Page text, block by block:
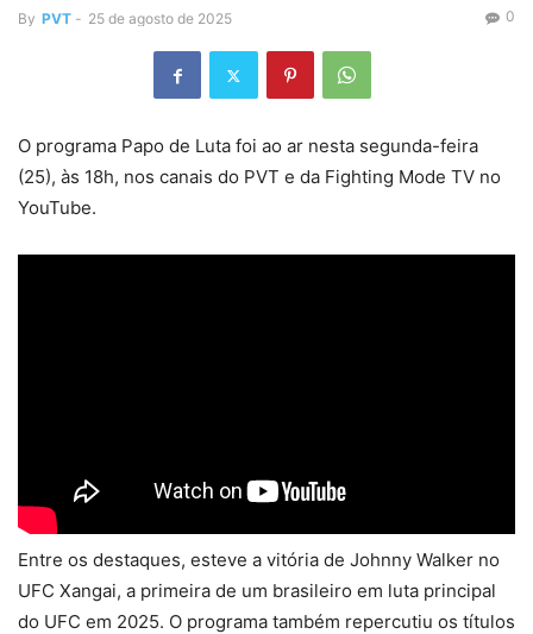
By PVT - 25 de agosto de 2025 0
O programa Papo de Luta foi ao ar nesta segunda-feira
(25), às 18h, nos canais do PVT e da Fighting Mode TV no
YouTube.
Entre os destaques, esteve a vitória de Johnny Walker no
UFC Xangai, a primeira de um brasileiro em luta principal
do UFC em 2025. O programa também repercutiu os títulos